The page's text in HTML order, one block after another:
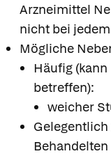
Arzneimittel
nicht bei
Mögliche
Häufig
betreffen):
weicher
Gelegentlich